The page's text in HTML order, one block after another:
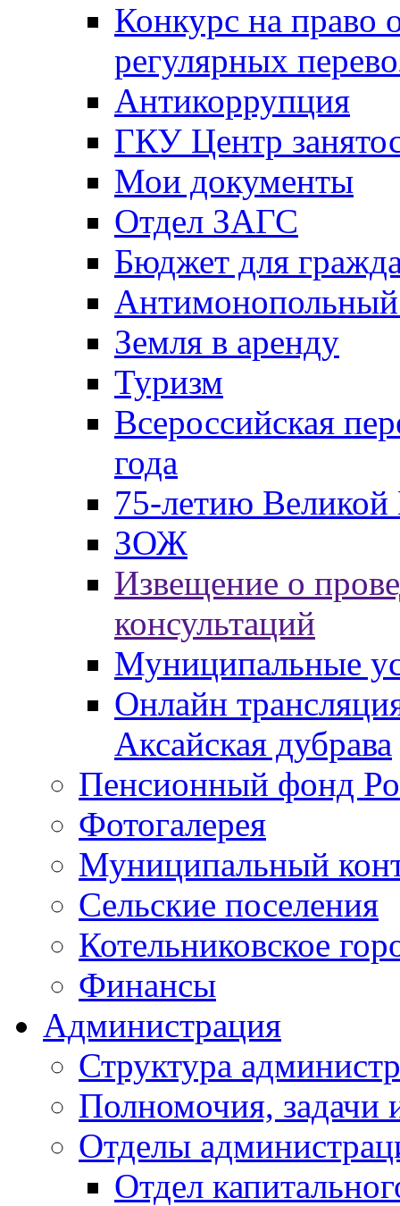
Конкурс на право
регулярных
Антикоррупция
ГКУ Центр
Мои документы
Отдел ЗАГС
Бюджет для
Антимонопольный
Земля в аренду
Туризм
Всероссийская
года
75-летию
ЗОЖ
Извещение о
консультаций
Муниципальные
Онлайн
Аксайская дубрава
Пенсионный фонд
Фотогалерея
Муниципальный
Сельские поселения
Котельниковское
Финансы
Администрация
Структура
Полномочия, задачи
Отделы
Отдел